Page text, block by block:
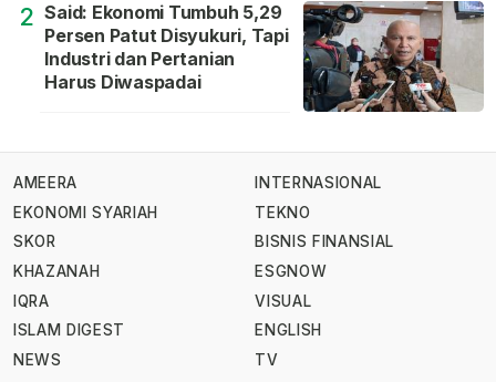
2 Said: Ekonomi Tumbuh 5,29
Persen Patut Disyukuri, Tapi
Industri dan Pertanian
Harus Diwaspadai
AMEERA
EKONOMI SYARIAH
SKOR
KHAZANAH
IQRA
ISLAM DIGEST
NEWS
INTERNASIONAL
TEKNO
BISNIS FINANSIAL
ESGNOW
VISUAL
ENGLISH
TV